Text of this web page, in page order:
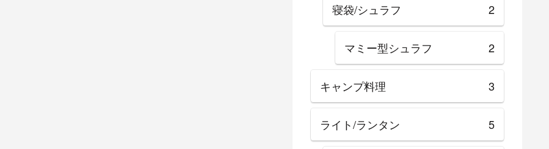
寝袋/シュラフ 2
マミー型シュラフ 2
キャンプ料理 3
ライト/ランタン 5